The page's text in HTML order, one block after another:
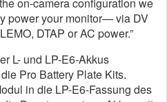
power your monitor— via DV
DTAP or AC power.”
L- und LP-E6-Akkus
Pro Battery Plate Kits.
in die LP-E6-Fassung des